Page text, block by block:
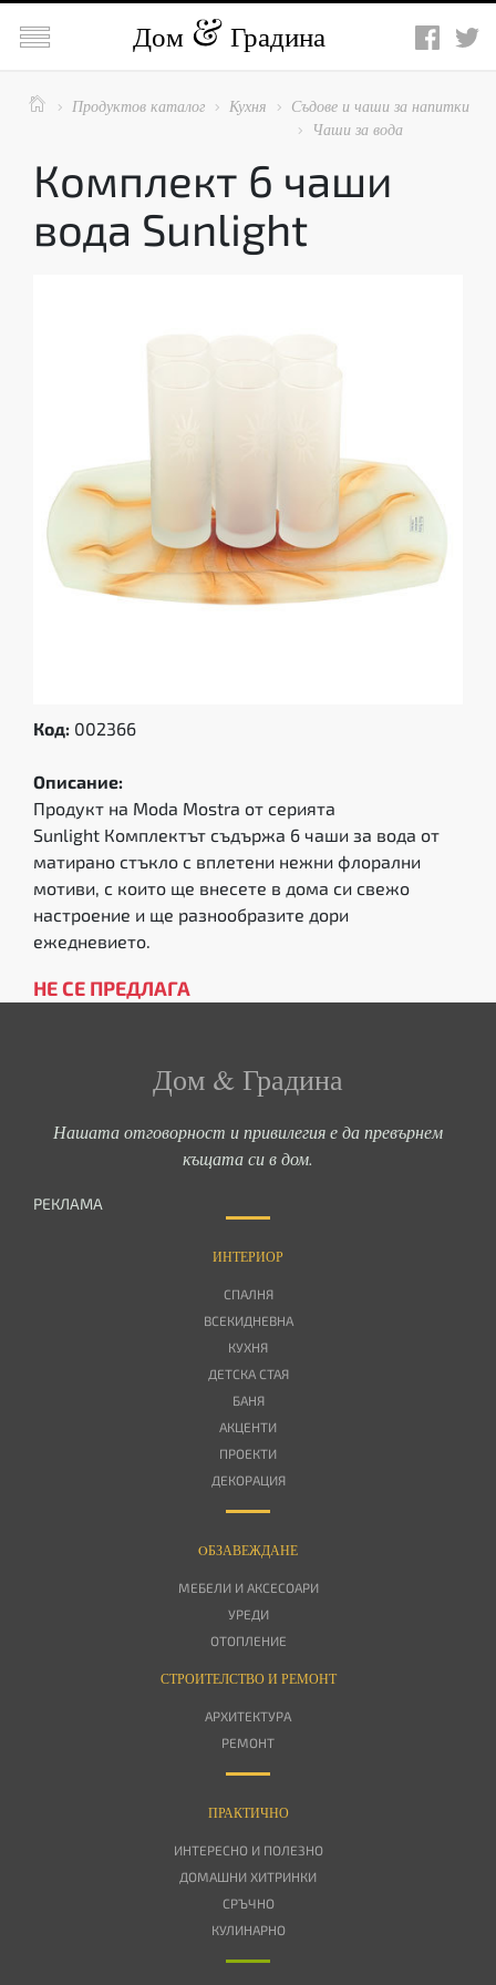
 Дом Градина
  Продуктов каталог  Кухня  Съдове и чаши за напитки
 Чаши за вода
Комплект 6 чаши
вода Sunlight
Код: 002366
Описание:
Продукт на Moda Mostra от серията
Sunlight Комплектът съдържа 6 чаши за вода от
матирано стъкло с вплетени нежни флорални
мотиви, с които ще внесете в дома си свежо
настроение и ще разнообразите дори
ежедневието.
НЕ СЕ ПРЕДЛАГА
Дом & Градина
Нашата отговорност и привилегия е да превърнем
къщата си в дом.
РЕКЛАМА
ИНТЕРИОР
СПАЛНЯ
ВСЕКИДНЕВНА
КУХНЯ
ДЕТСКА СТАЯ
БАНЯ
АКЦЕНТИ
ПРОЕКТИ
ДЕКОРАЦИЯ
OБЗАВЕЖДАНЕ
МЕБЕЛИ И АКСЕСОАРИ
УРЕДИ
ОТОПЛЕНИЕ
СТРОИТЕЛСТВО И РЕМОНТ
АРХИТЕКТУРА
РЕМОНТ
ПРАКТИЧНО
ИНТЕРЕСНО И ПОЛЕЗНО
ДОМАШНИ ХИТРИНКИ
СРЪЧНО
КУЛИНАРНО